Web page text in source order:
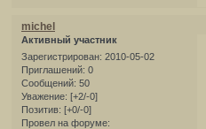
michel
Активный участник
Зарегистрирован: 2010-05-02
Приглашений: 0
Сообщений: 50
Уважение: [+2/-0]
Позитив: [+0/-0]
Провел на форуме: